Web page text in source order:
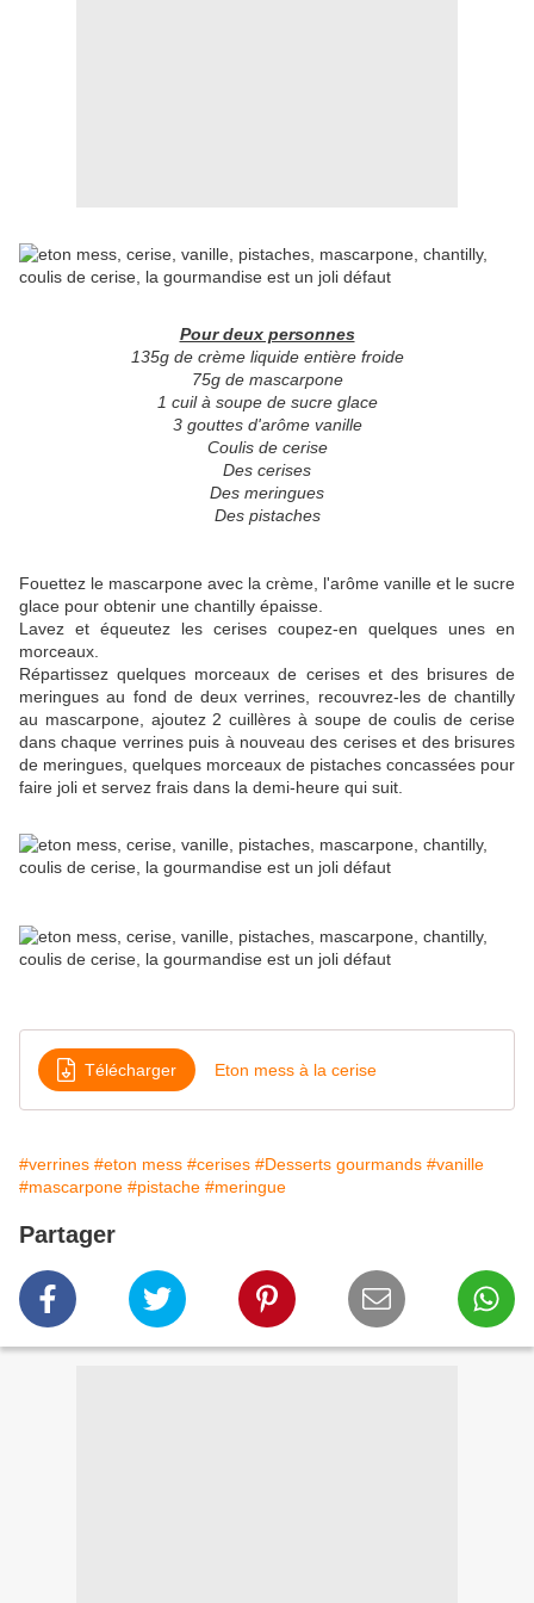
Pour deux personnes
135g de crème liquide entière froide
75g de mascarpone
1 cuil à soupe de sucre glace
3 gouttes d'arôme vanille
Coulis de cerise
Des cerises
Des meringues
Des pistaches
Fouettez le mascarpone avec la crème, l'arôme vanille et le sucre
glace pour obtenir une chantilly épaisse.
Lavez et équeutez les cerises coupez-en quelques unes en
morceaux.
Répartissez quelques morceaux de cerises et des brisures de
meringues au fond de deux verrines, recouvrez-les de chantilly
au mascarpone, ajoutez 2 cuillères à soupe de coulis de cerise
dans chaque verrines puis à nouveau des cerises et des brisures
de meringues, quelques morceaux de pistaches concassées pour
faire joli et servez frais dans la demi-heure qui suit.
Télécharger Eton mess à la cerise
#verrines #eton mess #cerises #Desserts gourmands #vanille
#mascarpone #pistache #meringue
Partager